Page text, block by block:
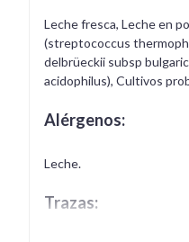
Leche fresca, Leche en
(streptococcus
delbrüeckii subsp
acidophilus), Cultivos
Alérgenos:
Leche.
Trazas: